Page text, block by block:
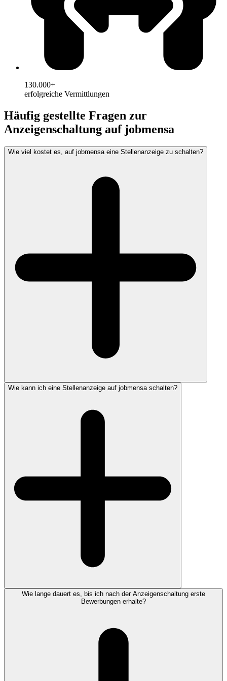
130.000+
erfolgreiche Vermittlungen
Häufig gestellte Fragen zur
Anzeigenschaltung auf jobmensa
Wie viel kostet es, auf jobmensa eine Stellenanzeige zu schalten?
Wie kann ich eine Stellenanzeige auf jobmensa schalten?
Wie lange dauert es, bis ich nach der Anzeigenschaltung erste
Bewerbungen erhalte?